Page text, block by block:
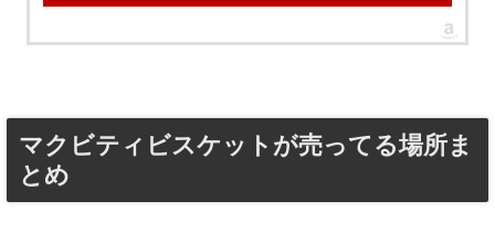
マクビティビスケットが売ってる場所ま
とめ